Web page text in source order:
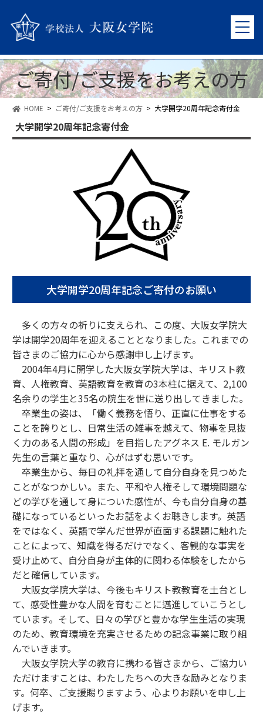
ご寄付/ご支援をお考えの方
HOME ご寄付/ご支援をお考えの方 大学開学20周年記念寄付金
大学開学20周年記念寄付金
大学開学20周年記念ご寄付のお願い
多くの方々の祈りに支えられ、この度、大阪女学院大
学は開学20周年を迎えることとなりました。これまでの
皆さまのご協力に心から感謝申し上げます。
2004年4月に開学した大阪女学院大学は、キリスト教
育、人権教育、英語教育を教育の3本柱に据えて、2,100
名余りの学生と35名の院生を世に送り出してきました。
卒業生の姿は、「働く義務を悟り、正直に仕事をする
ことを誇りとし、日常生活の雑事を越えて、物事を見抜
く力のある人間の形成」を目指したアグネス E. モルガン
先生の言葉と重なり、心がはずむ思いです。
卒業生から、毎日の礼拝を通して自分自身を見つめた
ことがなつかしい。また、平和や人権そして環境問題な
どの学びを通して身についた感性が、今も自分自身の基
礎になっているといったお話をよくお聴きします。英語
をではなく、英語で学んだ世界が直面する課題に触れた
ことによって、知識を得るだけでなく、客観的な事実を
受け止めて、自分自身が主体的に関わる体験をしたから
だと確信しています。
大阪女学院大学は、今後もキリスト教教育を土台とし
て、感受性豊かな人間を育むことに邁進していこうとし
ています。そして、日々の学びと豊かな学生生活の実現
のため、教育環境を充実させるための記念事業に取り組
んでいきます。
大阪女学院大学の教育に携わる皆さまから、ご協力い
ただけますことは、わたしたちへの大きな励みとなりま
す。何卒、ご支援賜りますよう、心よりお願いを申し上
げます。